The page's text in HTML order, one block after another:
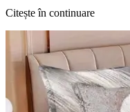
Citește în continuare